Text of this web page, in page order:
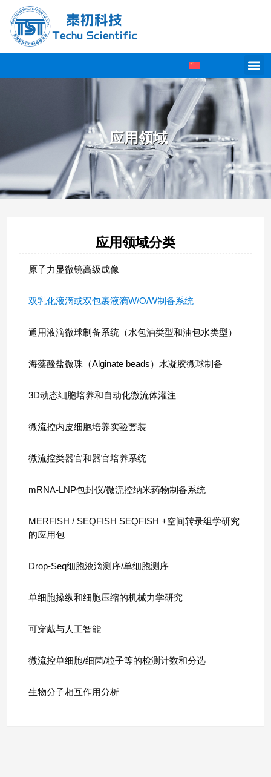
应用领域
应用领域分类
原子力显微镜高级成像
双乳化液滴或双包裹液滴W/O/W制备系统
通用液滴微球制备系统（水包油类型和油包水类型）
海藻酸盐微珠（Alginate beads）水凝胶微球制备
3D动态细胞培养和自动化微流体灌注
微流控内皮细胞培养实验套装
微流控类器官和器官培养系统
mRNA-LNP包封仪/微流控纳米药物制备系统
MERFISH / SEQFISH SEQFISH +空间转录组学研究
的应用包
Drop-Seq细胞液滴测序/单细胞测序
单细胞操纵和细胞压缩的机械力学研究
可穿戴与人工智能
微流控单细胞/细菌/粒子等的检测计数和分选
生物分子相互作用分析